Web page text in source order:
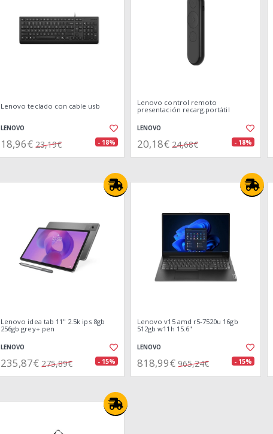
Lenovo teclado con cable usb
LENOVO
18,96€ 23,19€ - 18%
Lenovo control remoto
presentación recarg.portátil
LENOVO
20,18€ 24,68€ - 18%
Lenovo idea tab 11" 2.5k ips 8gb
256gb grey+ pen
LENOVO
235,87€ 275,89€ - 15%
Lenovo v15 amd r5-7520u 16gb
512gb w11h 15.6"
LENOVO
818,99€ 965,24€ - 15%